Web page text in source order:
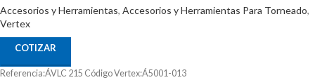
Accesorios y Herramientas, Accesorios y Herramientas Para Torneado,
Vertex
COTIZAR
Referencia:ÁVLC 215 Código Vertex:Á5001-013